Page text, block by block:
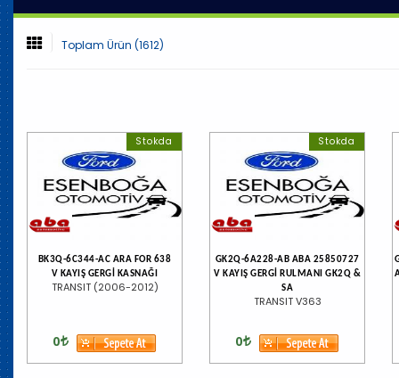
Toplam Ürün (1612)
Stokda
BK3Q-6C344-AC ARA FOR 638
V KAYIŞ GERGİ KASNAĞI
TRANSIT (2006-2012)
0
Stokda
GK2Q-6A228-AB ABA 25850727
V KAYIŞ GERGİ RULMANI GK2Q &
SA
TRANSIT V363
0